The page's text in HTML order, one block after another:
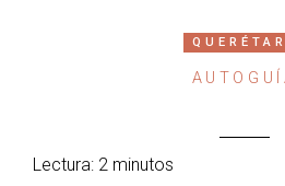
Lectura: 2 minutos